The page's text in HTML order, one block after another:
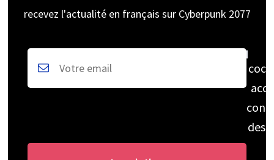
recevez l'actualité en français sur Cyberpunk 2077
des